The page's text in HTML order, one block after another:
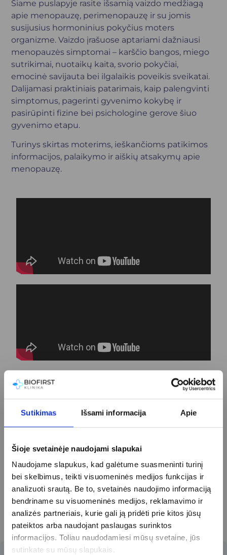
Sutikimas Išsami informacija Apie
Šioje svetainėje naudojami slapukai
Naudojame slapukus, kad galėtume suasmeninti turinį
bei skelbimus, teikti visuomeninės medijos funkcijas ir
analizuoti srautą. Be to, svetainės naudojimo informaciją
bendriname su visuomeninės medijos, reklamavimo ir
analizės partneriais, kurie gali ją pridėti prie kitos jūsų
pateiktos arba naudojant paslaugas surinktos
informacijos. Toliau naudodamiesi mūsų svetaine, jūs
sutinkate su mūsų slapukais.
Postmenopauzė
Naujienos
D.U.K.
Bendruomenė
Vaizdo medžiaga
Šiame puslapyje rasite išsamią vaizdo medžiagą
apie menopauzę, perimenopauzę ir su jomis
susijusius hormoninius pokyčius moters
organizme. Vaizdo įrašuose aptariami dažniausi
menopauzės simptomai – karščio bangos, miego
sutrikimai, nuotaikų kaita, svorio pokyčiai,
emocinė savijauta bei ilgalaikis poveikis sveikatai.
Dalijamasi praktiniais patarimais, kaip palengvinti
simptomus, pagerinti gyvenimo kokybę ir
pasirūpinti fizine bei psichologine gerove šiuo
gyvenimo etapu.
Turinys skirtas moterims, ieškančioms patikimos
informacijos, palaikymo ir aiškių atsakymų apie
menopauzę.